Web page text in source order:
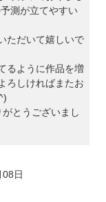
測が立てやすい
ただいて嬉しいで
るように作品を増
ろしければまたお
とうございまし
日